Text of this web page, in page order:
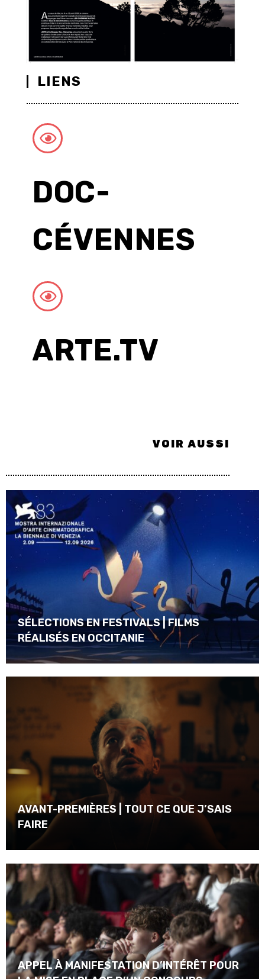
LIENS
DOC-
CÉVENNES
ARTE.TV
VOIR AUSSI
SÉLECTIONS EN FESTIVALS | FILMS
RÉALISÉS EN OCCITANIE
AVANT-PREMIÈRES | TOUT CE QUE J’SAIS
FAIRE
APPEL À MANIFESTATION D’INTÉRÊT POUR